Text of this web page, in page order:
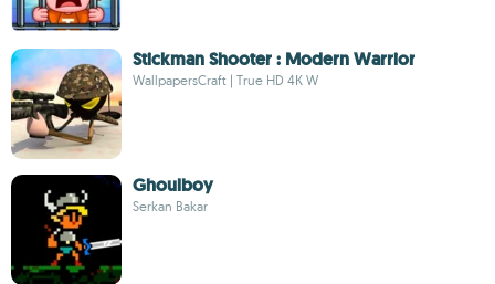
Stickman Shooter : Modern Warrior
WallpapersCraft | True HD 4К W
Ghoulboy
Serkan Bakar